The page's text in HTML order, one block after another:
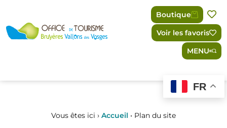
Boutique
Voir les favoris
MENU
FR
Vous êtes ici › Accueil • Plan du site